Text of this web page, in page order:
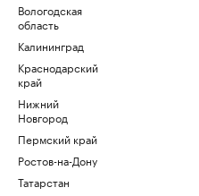
Вологодская
область
Калининград
Краснодарский
край
Нижний
Новгород
Пермский край
Ростов-на-Дону
Татарстан